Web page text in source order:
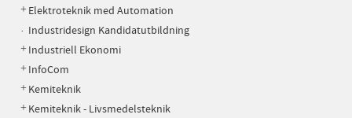
Elektroteknik med Automation
Industridesign Kandidatutbildning
Industriell Ekonomi
InfoCom
Kemiteknik
Kemiteknik - Livsmedelsteknik